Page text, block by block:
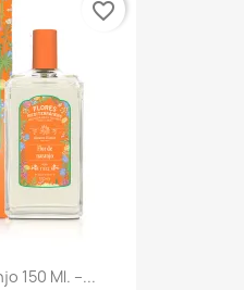
150 Ml. –...
favorite_border